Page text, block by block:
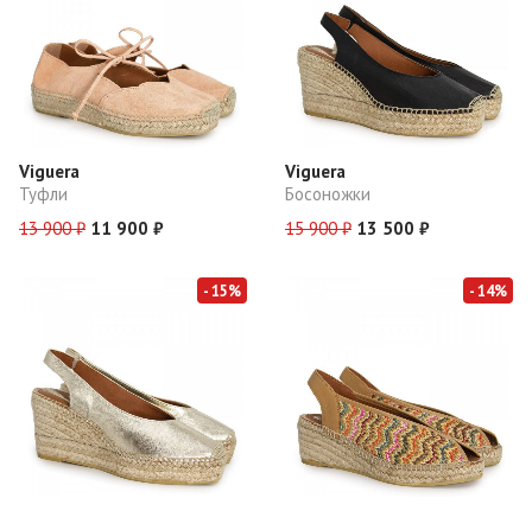
Материал верха
Материал подклада
Материал подошвы
От
Viguera
Туфли
13 900 ₽ 11 900 ₽
Viguera
Босоножки
15 900 ₽ 13 500 ₽
- 15% - 14%